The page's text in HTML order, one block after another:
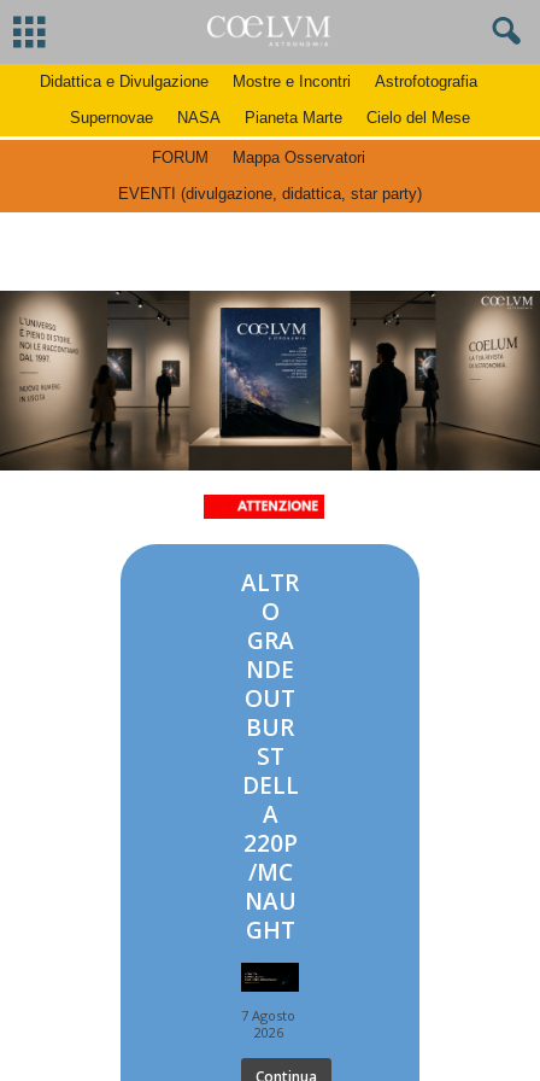
Didattica e Divulgazione Mostre e Incontri
Astrofotografia
Supernovae
NASA Pianeta Marte Cielo del Mese
FORUM
Mappa Osservatori
EVENTI (divulgazione, didattica, star party)
ALTR
O
GRA
NDE
OUT
BUR
ST
DELL
A
220P
/MC
NAU
GHT
7 Agosto
2026
Continua